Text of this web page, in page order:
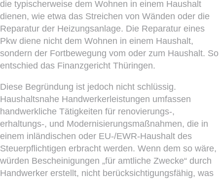
die typischerweise dem Wohnen in einem Haushalt
dienen, wie etwa das Streichen von Wänden oder die
Reparatur der Heizungsanlage. Die Reparatur eines
Pkw diene nicht dem Wohnen in einem Haushalt,
sondern der Fortbewegung vom oder zum Haushalt. So
entschied das Finanzgericht Thüringen.
Diese Begründung ist jedoch nicht schlüssig.
Haushaltsnahe Handwerkerleistungen umfassen
handwerkliche Tätigkeiten für renovierungs-,
erhaltungs-, und Modernisierungsmaßnahmen, die in
einem inländischen oder EU-/EWR-Haushalt des
Steuerpflichtigen erbracht werden. Wenn dem so wäre,
würden Bescheinigungen „für amtliche Zwecke“ durch
Handwerker erstellt, nicht berücksichtigungsfähig, was